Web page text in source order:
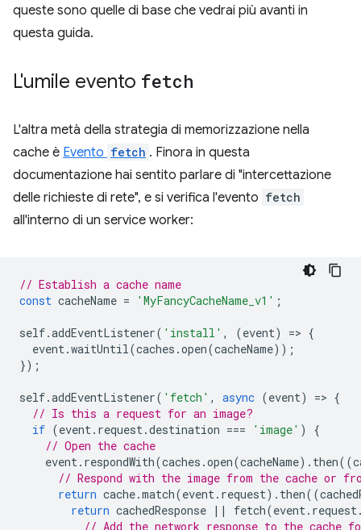
queste sono quelle di base che vedrai più avanti in
questa guida.
L'umile evento fetch
L'altra metà della strategia di memorizzazione nella
cache è Evento fetch . Finora in questa
documentazione hai sentito parlare di "intercettazione
delle richieste di rete", e si verifica l'evento fetch
all'interno di un service worker:
// Establish a cache name
const cacheName = 'MyFancyCacheName_v1' ;
self.addEventListener( 'install' , (event) => {
event.waitUntil(caches .open(cacheName));
});
self.addEventListener( 'fetch' , async (event) => {
// Is this a request for an image?
if (event. request.destination === 'image' )
{
// Open the cache
event. respondWith(caches .open(cacheName). then((
// Respond with the image from the cache or
return cache.match(event. request). then((
return cachedResponse || fetch(event. request
// Add the network response to the